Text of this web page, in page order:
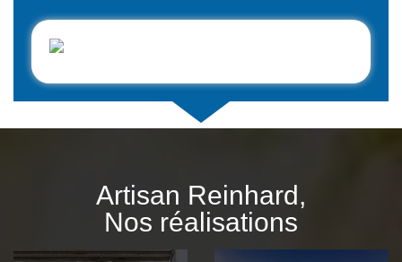
Artisan Reinhard,
Nos réalisations